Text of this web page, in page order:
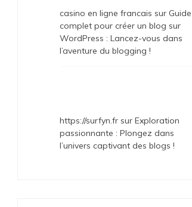
casino en ligne francais sur Guide
complet pour créer un blog sur
WordPress : Lancez-vous dans
l’aventure du blogging !
https://surfyn.fr surExploration
passionnante : Plongez dans
l’univers captivant des blogs !